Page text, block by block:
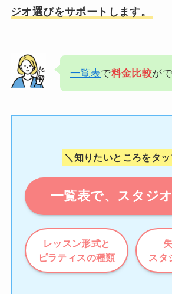
ジオ選びをサポートします。
一覧表で料金比較が
＼知りたいところをタッ
一覧表で、スタジ
レッスン形式と
ピラティスの種類
スタ